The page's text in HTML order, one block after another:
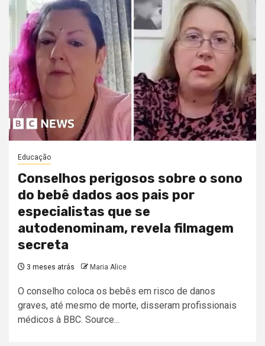
Educação
Conselhos perigosos sobre o sono
do bebê dados aos pais por
especialistas que se
autodenominam, revela filmagem
secreta
3 meses atrás Maria Alice
O conselho coloca os bebês em risco de danos
graves, até mesmo de morte, disseram profissionais
médicos à BBC. Source...